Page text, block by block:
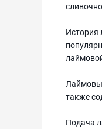
История
также
Подача